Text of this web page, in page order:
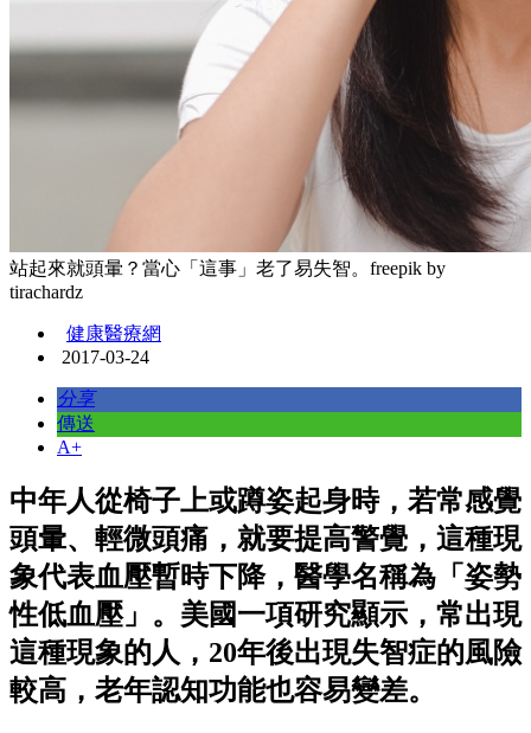
站起來就頭暈？當心「這事」老了易失智。freepik by
tirachardz
健康醫療網
2017-03-24
分享
傳送
A+
中年人從椅子上或蹲姿起身時，若常感覺
頭暈、輕微頭痛，就要提高警覺，這種現
象代表血壓暫時下降，醫學名稱為「姿勢
性低血壓」。美國一項研究顯示，常出現
這種現象的人，20年後出現失智症的風險
較高，老年認知功能也容易變差。